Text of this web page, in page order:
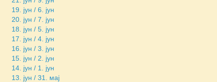
19. јун / 6. јун
20. јун / 7. јун
18. јун / 5. јун
17. јун / 4. јун
16. јун / 3. јун
15. јун / 2. јун
14. јун / 1. јун
13. јун / 31. мај